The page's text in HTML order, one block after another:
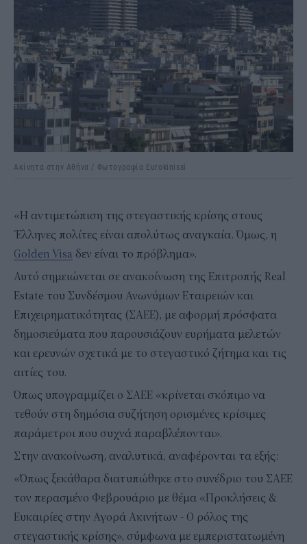
Ακίνητα στην Αθήνα / Φωτογραφία Eurokinissi
«Η αντιμετώπιση της στεγαστικής κρίσης στους
Έλληνες πολίτες είναι απολύτως αναγκαία. Όμως, η
Golden Visa δεν είναι το πρόβλημα».
Αυτό σημειώνεται σε ανακοίνωση της Επιτροπής Real
Estate του Συνδέσμου Ανωνύμων Εταιρειών και
Επιχειρηματικότητας (ΣΑΕΕ), με αφορμή πρόσφατα
δημοσιεύματα που παρουσιάζουν ευρήματα μελετών
και ερευνών σχετικά με το στεγαστικό ζήτημα και τις
αιτίες του.
Όπως υπογραμμίζει ο ΣΑΕΕ «κρίνεται σκόπιμο να
τεθούν στη δημόσια συζήτηση ορισμένες κρίσιμες
παράμετροι που συχνά παραβλέπονται».
Στην ανακοίνωση, αναλυτικά, αναφέρονται τα εξής:
«Όπως ξεκάθαρα διατυπώθηκε στο συνέδριο του ΣΑΕΕ
τον περασμένο Φεβρουάριο με θέμα «Προκλήσεις &
Ευκαιρίες στην Αγορά Ακινήτων - O ρόλος της
στεγαστικής κρίσης», σύμφωνα με εμπεριστατωμένη